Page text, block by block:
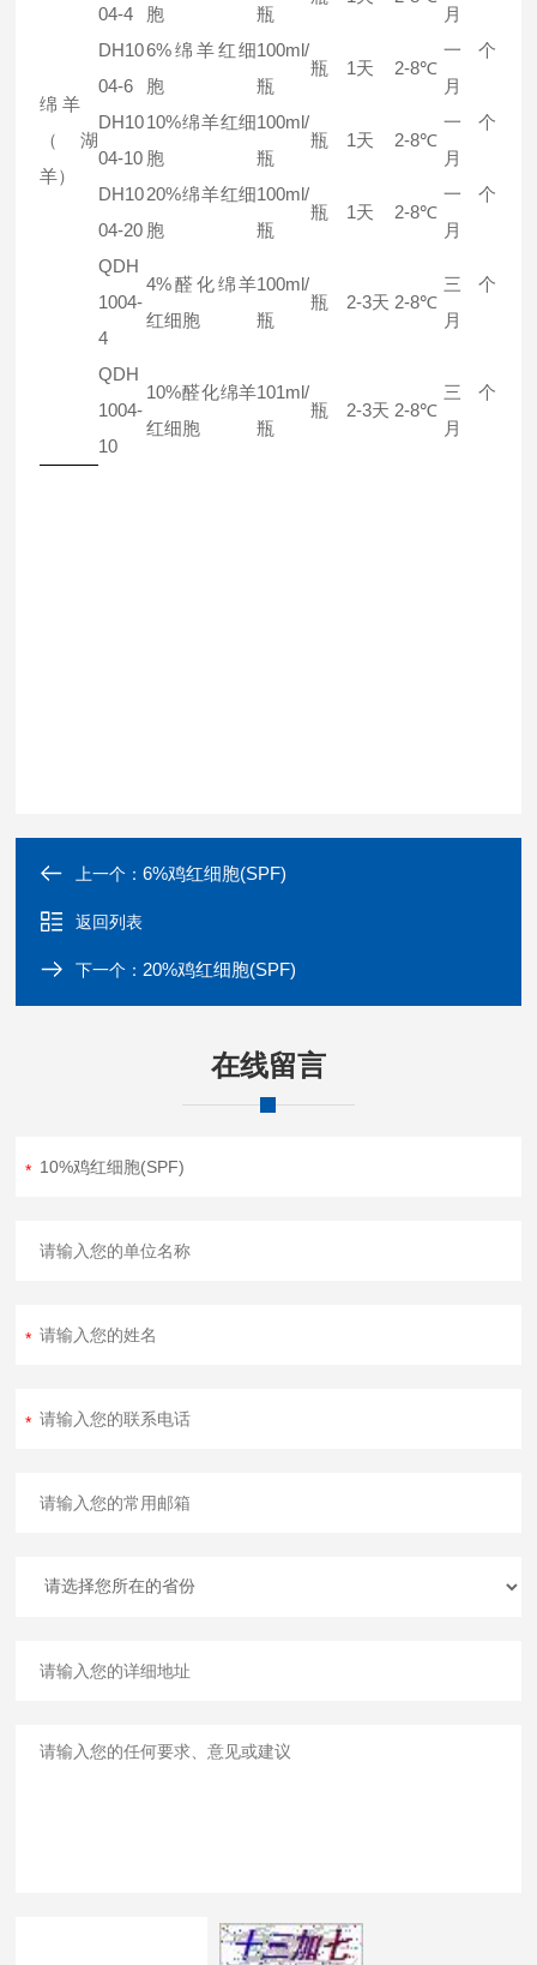
绵羊
（湖
羊）
04-4
胞
瓶
月
DH10
04-6
6%绵羊红细
胞
100ml/
瓶
瓶 1天 2-8℃
一个
月
DH10
04-10
10%绵羊红细
胞
100ml/
瓶
瓶 1天 2-8℃
一个
月
DH10
04-20
20%绵羊红细
胞
100ml/
瓶
瓶 1天 2-8℃
一个
月
QDH
1004-
4
4%醛化绵羊
红细胞
100ml/
瓶
瓶 2-3天 2-8℃
三个
月
QDH
1004-
10
10%醛化绵羊
红细胞
101ml/
瓶
瓶 2-3天 2-8℃
三个
月
上一个：6%鸡红细胞(SPF)
返回列表
下一个： 20%鸡红细胞(SPF)
在线留言